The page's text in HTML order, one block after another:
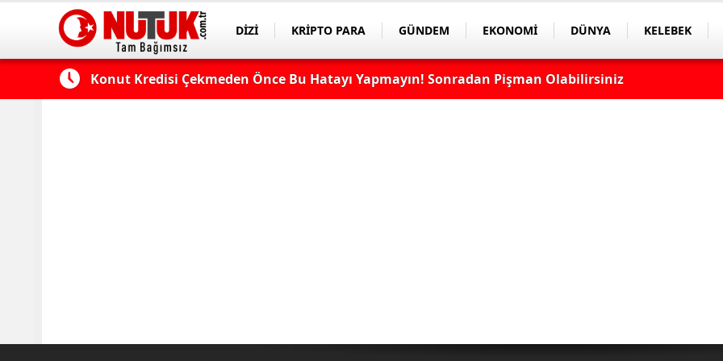
DİZİ KRİPTO PARA GÜNDEM EKONOMİ DÜNYA KELEBEK
Edilmeli? Konut Kredisi Çekmeden Önce Bu Hatayı Yapmayın! Sonradan Pişman Olabilirsiniz